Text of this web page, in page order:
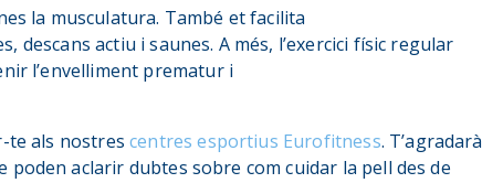
la musculatura. També et facilita
descans actiu i saunes. A més, l’exercici físic regular
l’envelliment prematur i
te als nostres centres esportius Eurofitness. T’agradarà
poden aclarir dubtes sobre com cuidar la pell des de